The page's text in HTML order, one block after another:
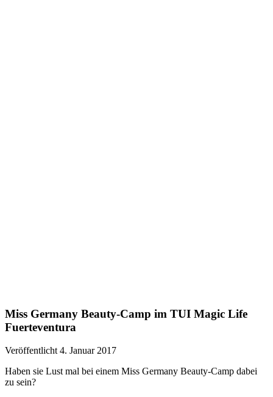
Miss Germany Beauty-Camp im TUI Magic Life
Fuerteventura
Veröffentlicht 4. Januar 2017
Haben sie Lust mal bei einem Miss Germany Beauty-Camp dabei
zu sein?